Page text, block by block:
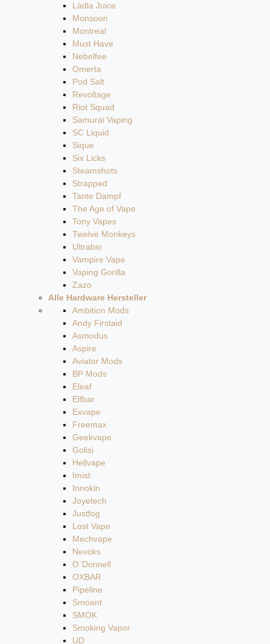
Lädla Juice
Monsoon
Montreal
Must Have
Nebelfee
Omerta
Pod Salt
Revoltage
Riot Squad
Samurai Vaping
SC Liquid
Sique
Six Licks
Steamshots
Strapped
Tante Dampf
The Age of Vape
Tony Vapes
Twelve Monkeys
Ultrabio
Vampire Vape
Vaping Gorilla
Zazo
Alle Hardware Hersteller
Ambition Mods
Andy Firstaid
Asmodus
Aspire
Aviator Mods
BP Mods
Eleaf
Elfbar
Exvape
Freemax
Geekvape
Golisi
Hellvape
Imist
Innokin
Joyetech
Justfog
Lost Vape
Mechvape
Nevoks
O`Donnell
OXBAR
Pipeline
Smoant
SMOK
Smoking Vapor
UD